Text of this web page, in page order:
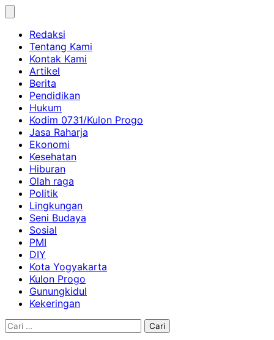
Skip
contentRedaksi
Tentang Kami
Kontak Kami
Artikel
Berita
Pendidikan
Hukum
Kodim 0731/Kulon Progo
Jasa Raharja
Ekonomi
Kesehatan
Hiburan
Olah raga
Politik
Lingkungan
Seni Budaya
Sosial
PMI
DIY
Kota Yogyakarta
Kulon Progo
Gunungkidul
Kekeringan
Cari